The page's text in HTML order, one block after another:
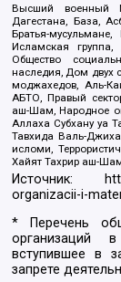
Высший военный
Дагестана, База,
Братья-
Исламская группа,
Общество
наследия, Дом
моджахедов, Аль-
АБТО, Правый
аш-Шам, Народное
Аллаха Субхану уа
Тавхида Валь-
исломи,
Хайят Тахрир аш-
Источник:
organizacii-i-
* Перечень
организаций
вступившее в
запрете